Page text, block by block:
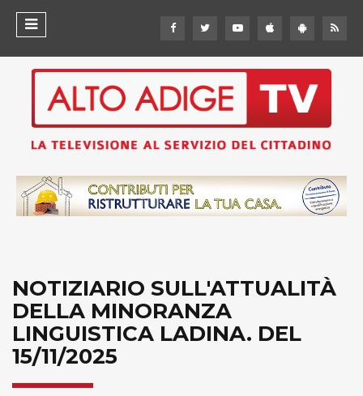
NOTIZIARIO SULL'ATTUALITÀ
DELLA MINORANZA
LINGUISTICA LADINA. DEL
15/11/2025